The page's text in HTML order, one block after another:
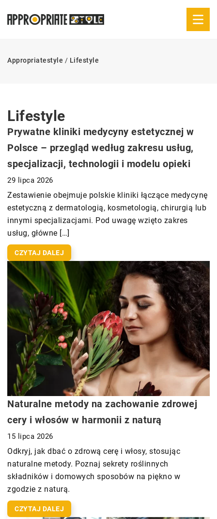
Appropriatestyle / Lifestyle
Lifestyle
Prywatne kliniki medycyny estetycznej w
Polsce – przegląd według zakresu usług,
specjalizacji, technologii i modelu opieki
29 lipca 2026
Zestawienie obejmuje polskie kliniki łączące medycynę
estetyczną z dermatologią, kosmetologią, chirurgią lub
innymi specjalizacjami. Pod uwagę wzięto zakres
usług, główne […]
CZYTAJ DALEJ
Naturalne metody na zachowanie zdrowej
cery i włosów w harmonii z naturą
15 lipca 2026
Odkryj, jak dbać o zdrową cerę i włosy, stosując
naturalne metody. Poznaj sekrety roślinnych
składników i domowych sposobów na piękno w
zgodzie z naturą.
CZYTAJ DALEJ